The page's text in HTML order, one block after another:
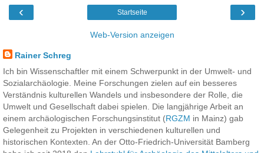
‹ ›
Startseite
Web-Version anzeigen
Rainer Schreg
Ich bin Wissenschaftler mit einem Schwerpunkt in der Umwelt- und
Sozialarchäologie. Meine Forschungen zielen auf ein besseres
Verständnis kulturellen Wandels und insbesondere der Rolle, die
Umwelt und Gesellschaft dabei spielen. Die langjährige Arbeit an
einem archäologischen Forschungsinstitut (RGZM in Mainz) gab
Gelegenheit zu Projekten in verschiedenen kulturellen und
historischen Kontexten. An der Otto-Friedrich-Universität Bamberg